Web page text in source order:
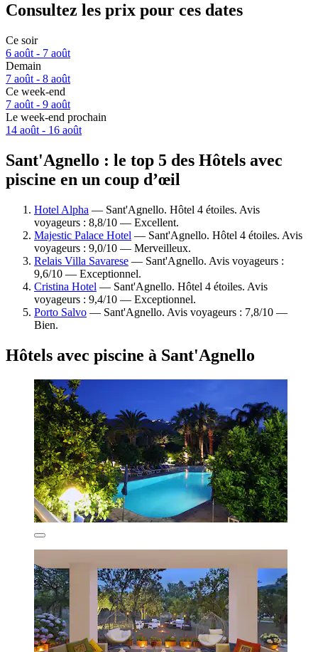
Consultez les prix pour ces dates
Ce soir
6 août - 7 août
Demain
7 août - 8 août
Ce week-end
7 août - 9 août
Le week-end prochain
14 août - 16 août
Sant'Agnello : le top 5 des Hôtels avec
piscine en un coup d’œil
Hotel Alpha — Sant'Agnello. Hôtel 4 étoiles. Avis
voyageurs : 8,8/10 — Excellent.
Majestic Palace Hotel — Sant'Agnello. Hôtel 4 étoiles. Avis
voyageurs : 9,0/10 — Merveilleux.
Relais Villa Savarese — Sant'Agnello. Avis voyageurs :
9,6/10 — Exceptionnel.
Cristina Hotel — Sant'Agnello. Hôtel 4 étoiles. Avis
voyageurs : 9,4/10 — Exceptionnel.
Porto Salvo — Sant'Agnello. Avis voyageurs : 7,8/10 —
Bien.
Hôtels avec piscine à Sant'Agnello